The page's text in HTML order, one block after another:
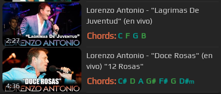
2:27
Lorenzo Antonio - "Lagrimas De
Juventud" (en vivo)
Chords: C F G B
4:36
Lorenzo Antonio - "Doce Rosas" (en
vivo) "12 Rosas"
Chords: C# D A G# F# G D#m